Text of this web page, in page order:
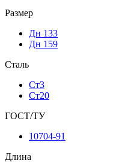
Размер
Дн 133
Дн 159
Сталь
Ст3
Ст20
ГОСТ/ТУ
10704-91
Длина